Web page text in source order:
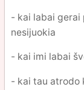
- kai labai gerai
nesijuokia
- kai imi labai
- kai tau atrodo